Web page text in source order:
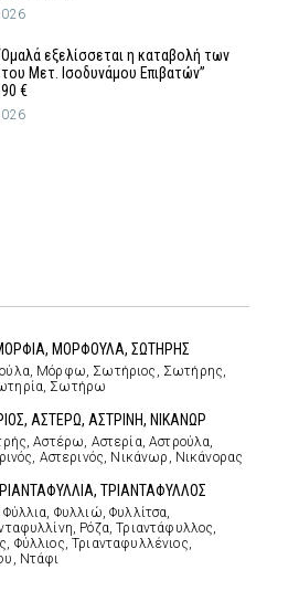
εξελίσσεται η καταβολή των
Μετ. Ισοδυνάμου Επιβατών”
€
ΜΟΡΦΟΥΛΑ, ΣΩΤΗΡΗΣ
Μόρφω, Σωτήριος, Σωτήρης,
Σωτήρω
ΑΣΤΕΡΩ, ΑΣΤΡΙΝΗ, ΝΙΚΑΝΩΡ
Αστέρω, Αστερία, Αστρούλα,
Αστερινός, Νικάνωρ, Νικάνορας
ΤΡΙΑΝΤΑΦΥΛΛΟΣ
Φυλλιώ, Φυλλίτσα,
Ρόζα, Τριαντάφυλλος,
Φύλλιος, Τριανταφυλλένιος,
Ντάφι